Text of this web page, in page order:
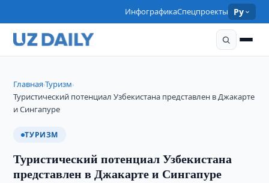
ИнфографикаСпецпроекты Ру
Главная›Туризм›
Туристический потенциал Узбекистана представлен в Джакарте
и Сингапуре
ТУРИЗМ
Туристический потенциал Узбекистана
представлен в Джакарте и Сингапуре